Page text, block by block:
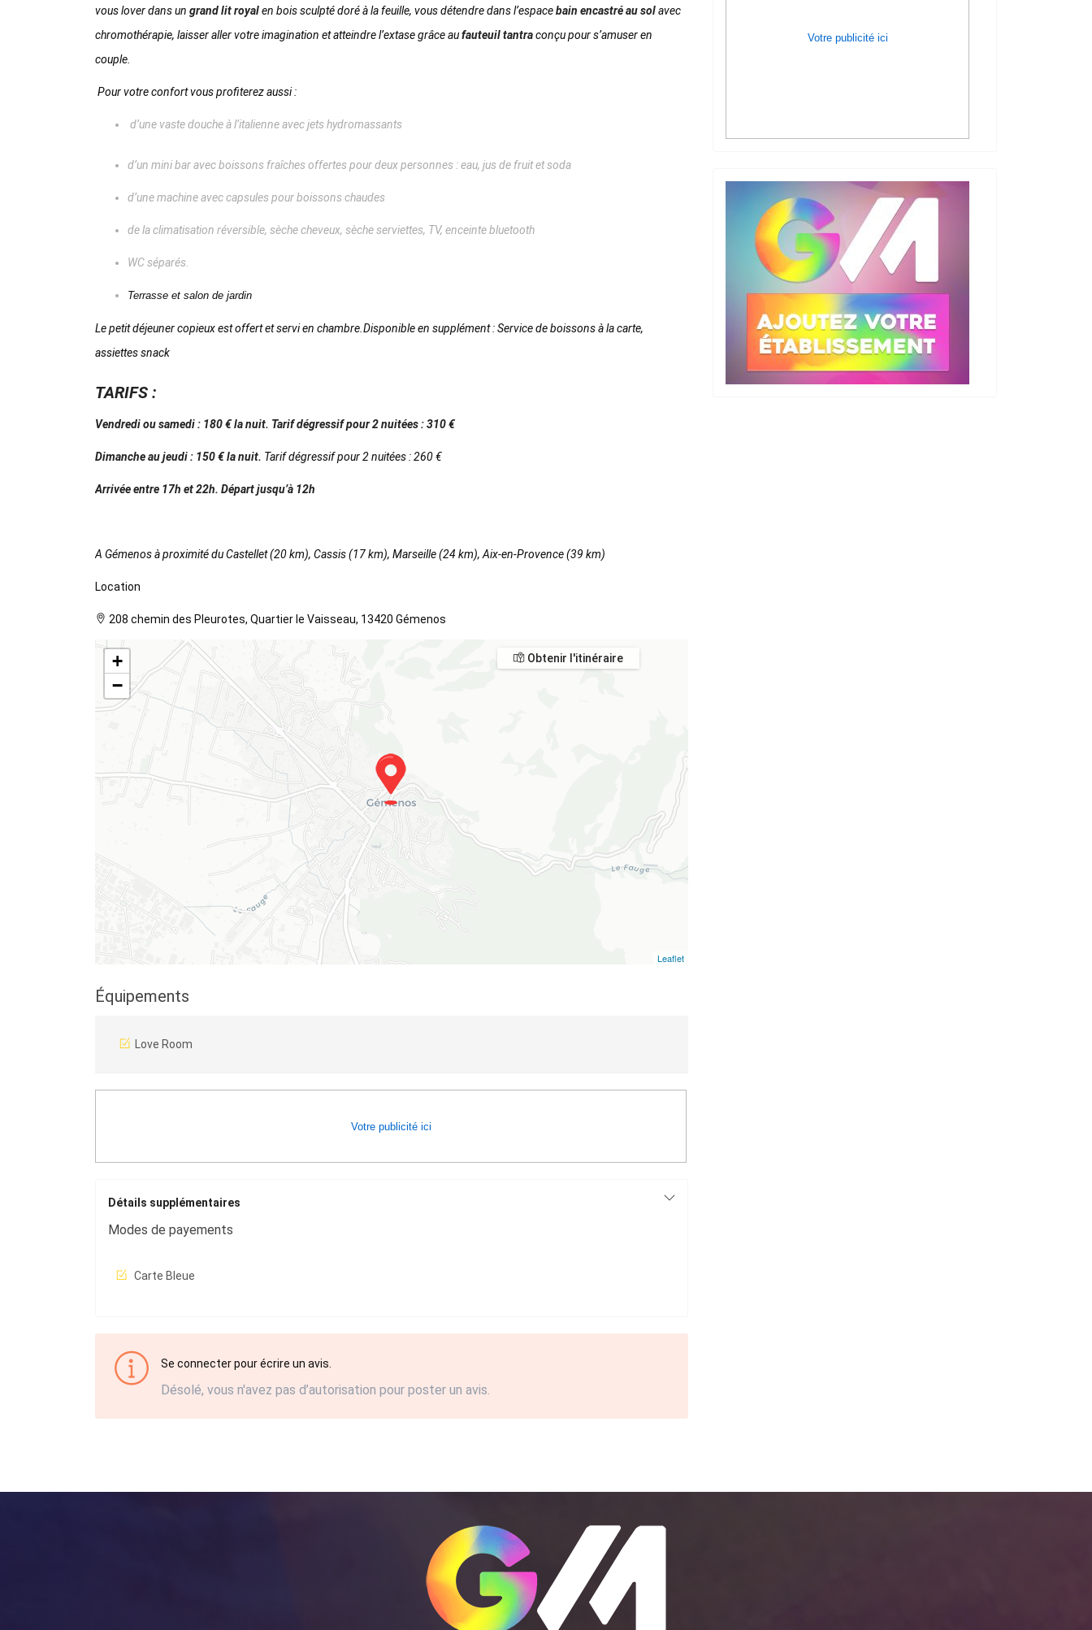
vous lover dans un grand lit royalen bois sculpté doré à la feuille, vous détendre dans l’espacebain encastré au solavec
chromothérapie, laisser aller votre imagination et atteindre l’extase grâce aufauteuil tantraconçu pour s’amuser en
couple.
Pour votre confort vous profiterez aussi :
d’une vaste douche à l’italienne avec jets hydromassants
d’un mini bar avec boissons fraîches offertes pour deux personnes : eau, jus de fruit et soda
d’une machine avec capsules pour boissons chaudes
de la climatisation réversible, sèche cheveux, sèche serviettes, TV, enceinte bluetooth
WC séparés.
Terrasse et salon de jardin
Le petit déjeuner copieux est offert et servi en chambre. Disponible en supplément : Service de boissons à la carte,
assiettes snack
TARIFS :
Vendredi ou samedi : 180 € la nuit. Tarif dégressif pour 2 nuitées : 310 €
Dimanche au jeudi : 150 € la nuit. Tarif dégressif pour 2 nuitées : 260 €
Arrivée entre 17h et 22h. Départ jusqu’à 12h
A Gémenos à proximité du Castellet (20 km), Cassis (17 km), Marseille (24 km), Aix-en-Provence (39 km)
Location
208 chemin des Pleurotes, Quartier le Vaisseau, 13420 Gémenos
+
−
Leaflet
Obtenir l'itinéraire
Équipements
Love Room
Votre publicité ici
Détails supplémentaires
Modes de payements
Carte Bleue
Se connecter pour écrire un avis.
Désolé, vous n'avez pas d’autorisation pour poster un avis.
Votre publicité ici